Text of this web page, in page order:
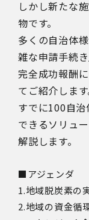
しかし新たな
物です。
多くの自治体
雑な申請手続き
完全成功報酬
て ご紹介します
すでに100自
できるソリュ
解説します。
■アジェンダ
1.地域脱炭素の
2.地域の資金循